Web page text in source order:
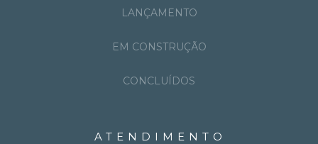
LANÇAMENTO
EM CONSTRUÇÃO
CONCLUÍDOS
ATENDIMENTO